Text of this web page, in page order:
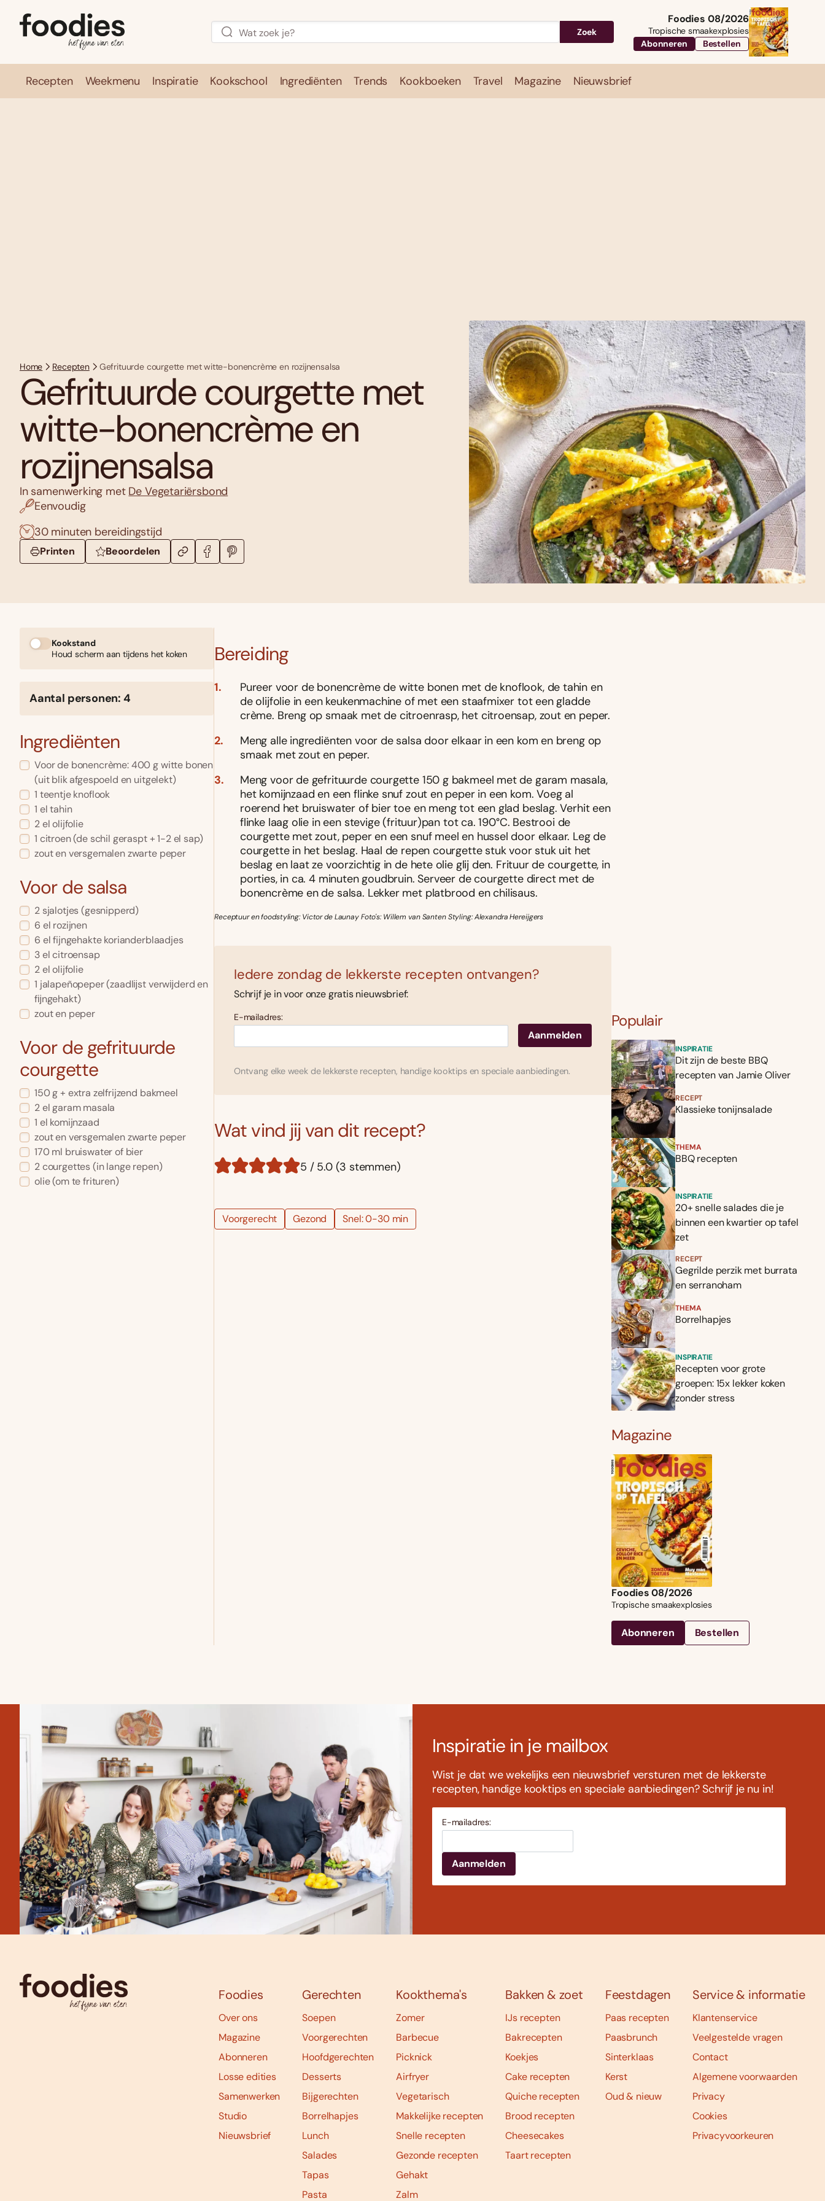
Zoek
Foodies 08/2026
Tropische smaakexplosies
Abonneren
Bestellen
Recepten Weekmenu Inspiratie Kookschool Ingrediënten Trends Kookboeken Travel Magazine Nieuwsbrief
Home Recepten Gefrituurde courgette met witte-bonencrème en rozijnensalsa
Gefrituurde courgette met
witte-bonencrème en
rozijnensalsa
In samenwerking met De Vegetariërsbond
Eenvoudig
30 minuten bereidingstijd
Printen Beoordelen
Kookstand
Houd scherm aan tijdens het koken
Aantal personen: 4
Ingrediënten
Voor de bonencrème: 400 g witte bonen
(uit blik afgespoeld en uitgelekt)
1 teentje knoflook
1 el tahin
2 el olijfolie
1 citroen (de schil geraspt + 1-2 el sap)
zout en versgemalen zwarte peper
Voor de salsa
2 sjalotjes (gesnipperd)
6 el rozijnen
6 el fijngehakte korianderblaadjes
3 el citroensap
2 el olijfolie
1 jalapeñopeper (zaadlĳst verwĳderd en
fĳngehakt)
zout en peper
Voor de gefrituurde
courgette
150 g + extra zelfrijzend bakmeel
2 el garam masala
1 el komijnzaad
zout en versgemalen zwarte peper
170 ml bruiswater of bier
2 courgettes (in lange repen)
olie (om te frituren)
Bereiding
Pureer voor de bonencrème de witte bonen met de knoflook, de tahin en
de olijfolie in een keukenmachine of met een staafmixer tot een gladde
crème. Breng op smaak met de citroenrasp, het citroensap, zout en peper.
Meng alle ingrediënten voor de salsa door elkaar in een kom en breng op
smaak met zout en peper.
Meng voor de gefrituurde courgette 150 g bakmeel met de garam masala,
het komijnzaad en een flinke snuf zout en peper in een kom. Voeg al
roerend het bruiswater of bier toe en meng tot een glad beslag. Verhit een
flinke laag olie in een stevige (frituur)pan tot ca. 190°C. Bestrooi de
courgette met zout, peper en een snuf meel en hussel door elkaar. Leg de
courgette in het beslag. Haal de repen courgette stuk voor stuk uit het
beslag en laat ze voorzichtig in de hete olie glij den. Frituur de courgette, in
porties, in ca. 4 minuten goudbruin. Serveer de courgette direct met de
bonencrème en de salsa. Lekker met platbrood en chilisaus.
Receptuur en foodstyling: Victor de Launay Foto's: Willem van Santen Styling: Alexandra Hereijgers
Iedere zondag de lekkerste recepten ontvangen?
Schrijf je in voor onze gratis nieuwsbrief:
E-mailadres:
Ontvang elke week de lekkerste recepten, handige kooktips en speciale aanbiedingen.
Wat vind jij van dit recept?
5 / 5.0 (3 stemmen)
Voorgerecht Gezond Snel: 0-30 min
Populair
INSPIRATIE
Dit zijn de beste BBQ
recepten van Jamie Oliver
RECEPT
Klassieke tonijnsalade
THEMA
BBQ recepten
INSPIRATIE
20+ snelle salades die je
binnen een kwartier op tafel
zet
RECEPT
Gegrilde perzik met burrata
en serranoham
THEMA
Borrelhapjes
INSPIRATIE
Recepten voor grote
groepen: 15x lekker koken
zonder stress
Magazine
Foodies 08/2026
Tropische smaakexplosies
Abonneren Bestellen
Inspiratie in je mailbox
Wist je dat we wekelijks een nieuwsbrief versturen met de lekkerste
recepten, handige kooktips en speciale aanbiedingen? Schrijf je nu in!
E-mailadres:
Foodies
Over ons
Magazine
Abonneren
Losse edities
Samenwerken
Studio
Nieuwsbrief
Gerechten
Soepen
Voorgerechten
Hoofdgerechten
Desserts
Bijgerechten
Borrelhapjes
Lunch
Salades
Tapas
Pasta
Kookthema's
Zomer
Barbecue
Picknick
Airfryer
Vegetarisch
Makkelijke recepten
Snelle recepten
Gezonde recepten
Gehakt
Zalm
Bakken & zoet
IJs recepten
Bakrecepten
Koekjes
Cake recepten
Quiche recepten
Brood recepten
Cheesecakes
Taart recepten
Feestdagen
Paas recepten
Paasbrunch
Sinterklaas
Kerst
Oud & nieuw
Service & informatie
Klantenservice
Veelgestelde vragen
Contact
Algemene voorwaarden
Privacy
Cookies
Privacyvoorkeuren